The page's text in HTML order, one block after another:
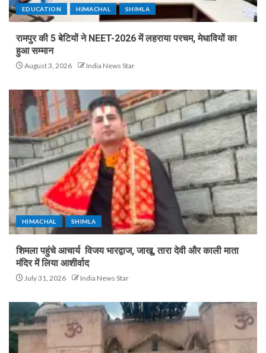
EDUCATION HIMACHAL SHIMLA
रामपुर की 5 बेटियों ने NEET-2026 में लहराया परचम, मेधावियों का
हुआ सम्मान
August 3, 2026 India News Star
HIMACHAL SHIMLA
शिमला पहुंचे आचार्य विजय भारद्वाज, जाखू, तारा देवी और काली माता
मंदिर में लिया आशीर्वाद
July 31, 2026 India News Star